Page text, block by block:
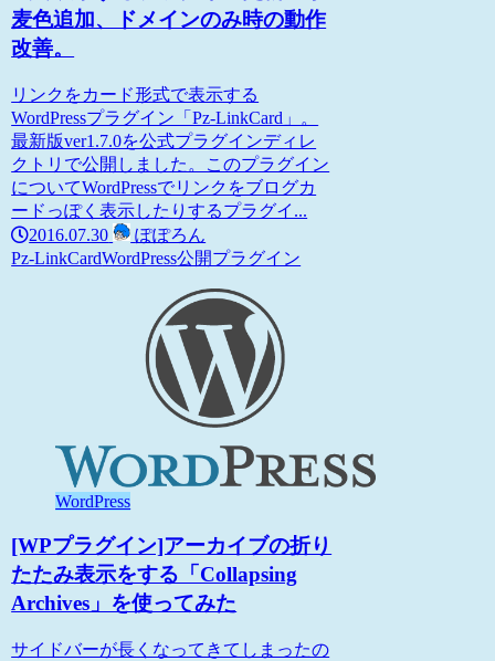
麦色追加、ドメインのみ時の動作
改善。
リンクをカード形式で表示する
WordPressプラグイン「Pz-LinkCard」。
最新版ver1.7.0を公式プラグインディレ
クトリで公開しました。このプラグイン
についてWordPressでリンクをブログカ
ードっぽく表示したりするプラグイ...
2016.07.30
ぽぽろん
Pz-LinkCardWordPress公開プラグイン
WordPress
[WPプラグイン]アーカイブの折り
たたみ表示をする「Collapsing
Archives」を使ってみた
サイドバーが長くなってきてしまったの